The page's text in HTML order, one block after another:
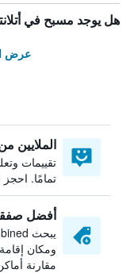
هل يوجد مسبح في
عرض
الملايين
تقييمات
تمامًا. احجز
أفضل
ومكان
مقارنة